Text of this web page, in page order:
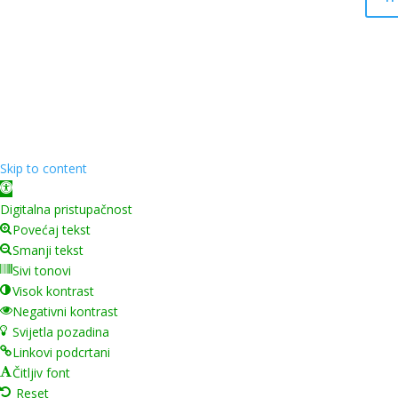
Skip to content
Open toolbar
Digitalna pristupačnost
Povećaj tekst
Smanji tekst
Sivi tonovi
Visok kontrast
Negativni kontrast
Svijetla pozadina
Linkovi podcrtani
Čitljiv font
Reset